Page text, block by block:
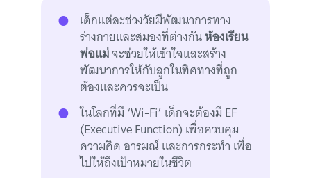
เด็กแต่ละช่วงวัยมีพัฒนาการทาง
ร่างกายและสมองที่ต่างกันห้องเรียน
พ่อแม่จะช่วยให้เข้าใจและสร้าง
พัฒนาการให้กับลูกในทิศทางที่ถูก
ต้องและควรจะเป็น
ในโลกที่มี ‘Wi-Fi’ เด็กจะต้องมี EF
(Executive Function) เพื่อควบคุม
ความคิด อารมณ์ และการกระทำ เพื่อ
ไปให้ถึงเป้าหมายในชีวิต